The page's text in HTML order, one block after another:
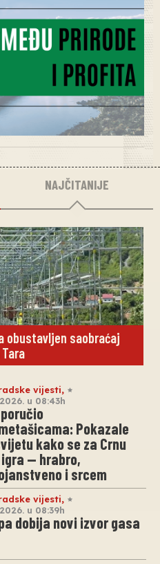
NAJČITANIJE
obustavljen saobraćaj
vijesti,
u 08:43h
Pokazale
kako se za Crnu
igra — hrabro,
i srcem
vijesti,
u 08:39h
dobija novi izvor gasa